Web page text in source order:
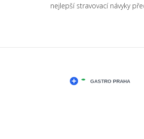
nejlepší stravovací návyky